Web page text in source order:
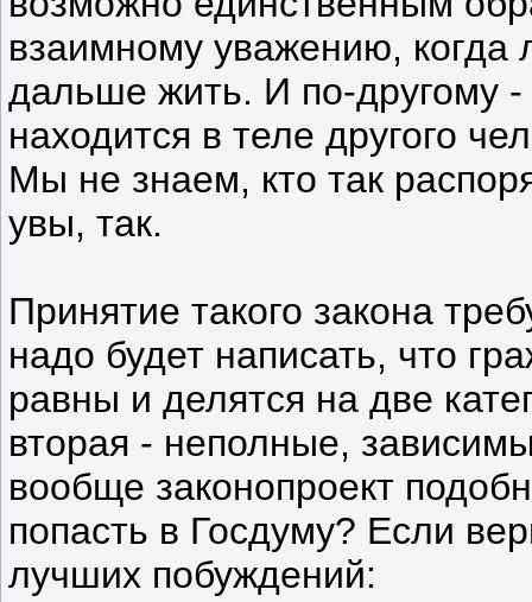
взаимному уважению,
дальше жить. И по-другому -
находится в теле другого
Мы не знаем, кто так
увы, так.
Принятие такого закона
надо будет написать, что
равны и делятся на две
вторая - неполные,
вообще законопроект
попасть в Госдуму? Если
лучших побуждений: